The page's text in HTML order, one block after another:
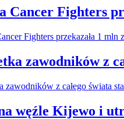
Cancer Fighters
zawodników z
węźle Kijewo i